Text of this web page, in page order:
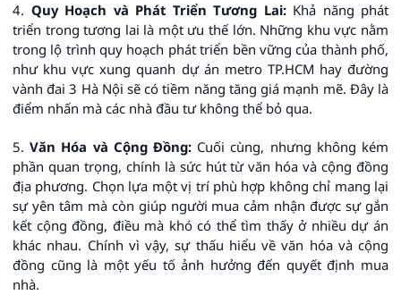
4. Quy Hoạch và Phát Triển Tương Lai:Khả năng phát
triển trong tương lai là một ưu thế lớn. Những khu vực nằm
trong lộ trình quy hoạch phát triển bền vững của thành phố,
như khu vực xung quanh dự án metro TP.HCM hay đường
vành đai 3 Hà Nội sẽ có tiềm năng tăng giá mạnh mẽ. Đây là
điểm nhấn mà các nhà đầu tư không thể bỏ qua.
5.Văn Hóa và Cộng Đồng: Cuối cùng, nhưng không kém
phần quan trọng, chính là sức hút từ văn hóa và cộng đồng
địa phương. Chọn lựa một vị trí phù hợp không chỉ mang lại
sự yên tâm mà còn giúp người mua cảm nhận được sự gắn
kết cộng đồng, điều mà khó có thể tìm thấy ở nhiều dự án
khác nhau. Chính vì vậy, sự thấu hiểu về văn hóa và cộng
đồng cũng là một yếu tố ảnh hưởng đến quyết định mua
nhà.